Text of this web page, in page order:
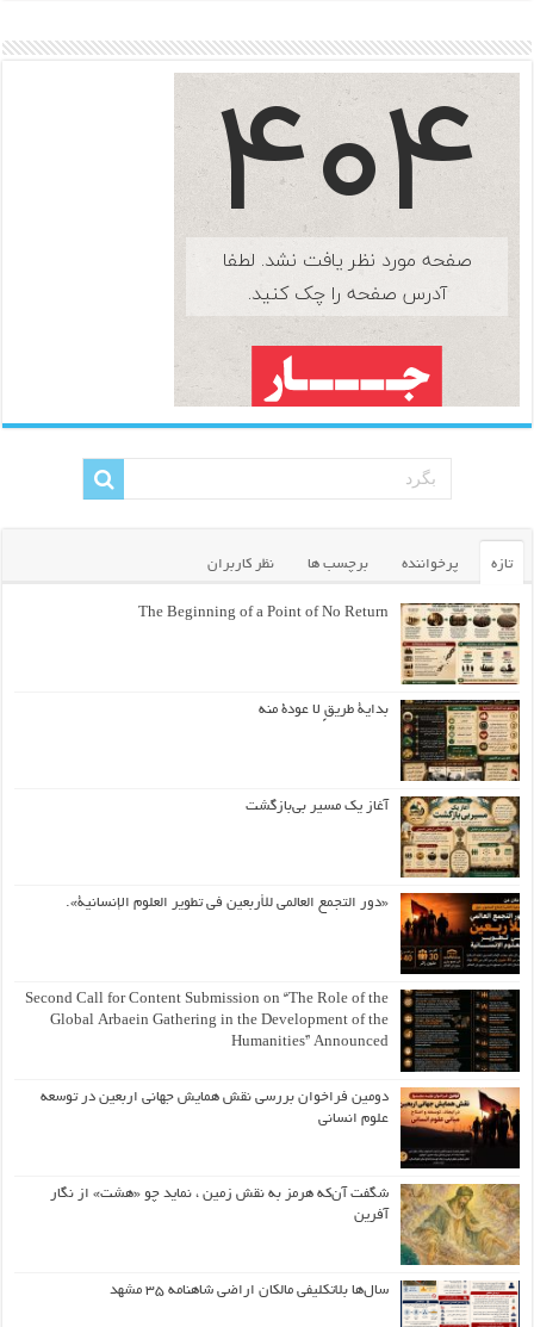
تازه پرخواننده برچسب ها نظر کاربران
The Beginning of a Point of No Return
بداية طريقٍ لا عودة منه
آغاز یک مسیر بی‌بازگشت
«دور التجمع العالمي للأربعين في تطوير العلوم الإنسانية».
Second Call for Content Submission on “The Role of the
Global Arbaein Gathering in the Development of the
Humanities” Announced
دومین فراخوان بررسی نقش همایش جهانی اربعین در توسعه
علوم انسانی
شگفت آن‌که هرمز به نقش زمین ، نماید چو «هشت» از نگار
آفرین
سال‌ها بلاتکلیفی مالکان اراضی شاهنامه ۳۵ مشهد